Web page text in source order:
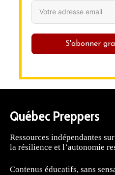
S'abonner
Québec Preppers
Ressources indépendantes
la résilience et l’autonomie
Contenus éducatifs, sans